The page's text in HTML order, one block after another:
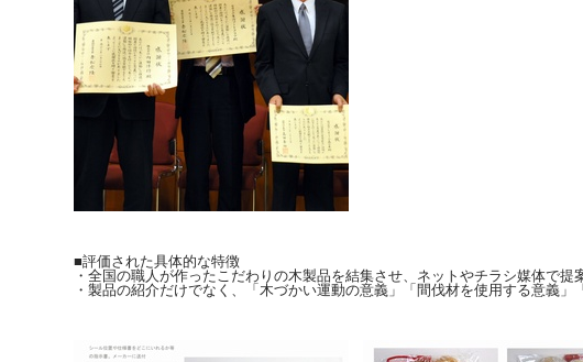
■評価された具体的な特徴
・全国の職人が作ったこだわりの木製品を結集させ、ネットやチラシ媒体で提
・製品の紹介だけでなく、「木づかい運動の意義」「間伐材を使用する意義